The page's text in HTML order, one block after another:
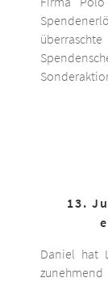
13.
Daniel hat